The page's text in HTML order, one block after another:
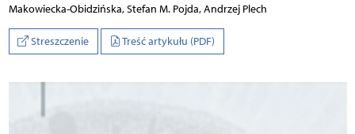
Makowiecka-Obidzińska, Stefan M. Pojda, Andrzej Plech
Streszczenie Treść artykułu (PDF)